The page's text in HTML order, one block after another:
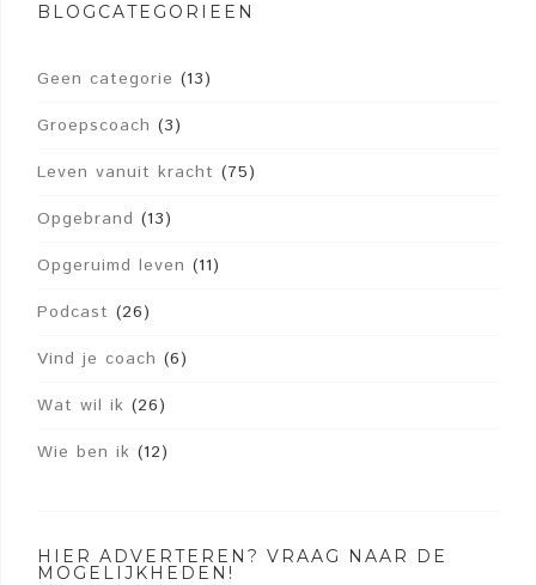
BLOGCATEGORIEËN
Geen categorie (13)
Groepscoach (3)
Leven vanuit kracht (75)
Opgebrand (13)
Opgeruimd leven (11)
Podcast (26)
Vind je coach (6)
Wat wil ik (26)
Wie ben ik (12)
HIER ADVERTEREN? VRAAG NAAR DE
MOGELIJKHEDEN!